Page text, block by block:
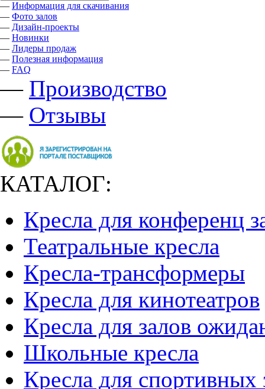
— Информация для скачивания
— Фото залов
— Дизайн-проекты
— Новинки
— Лидеры продаж
— Полезная информация
— FAQ
— Производство
— Отзывы
КАТАЛОГ:
Кресла для конференц
Театральные кресла
Кресла-трансформеры
Кресла для кинотеатров
Кресла для залов
Школьные кресла
Кресла для спортивных